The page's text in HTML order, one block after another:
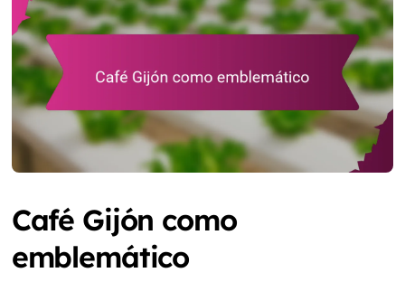
Café Gijón como
emblemático